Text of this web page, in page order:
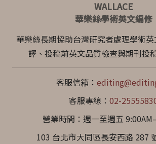
WALLACE
華樂絲學術英文編修
華樂絲長期協助台灣研究者處理學術
譯、投稿前英文品質檢查與期刊投
客服信箱：
客服專線： 02-
營業時間：週一至週五
103 台北市大同區長安西路 287